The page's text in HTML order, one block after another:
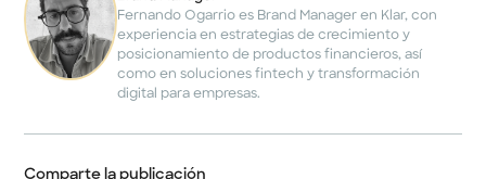
Fernando Ogarrio es Brand Manager en Klar, con
experiencia en estrategias de crecimiento y
posicionamiento de productos financieros, así
como en soluciones fintech y transformación
digital para empresas.
Comparte la publicación